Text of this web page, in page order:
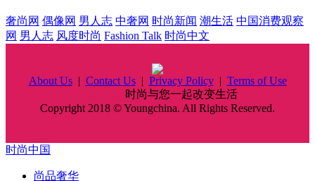
奢尚网 偶像网 男人志 中奢网 时尚新闻 潮生活 中国消费观察
网 男人志 风度时尚 Fashion Talk 时尚中文
About Us| Contact Us| Privacy Policy| Terms of Use
时尚与您一起改变生活
Copyright 2018 © Youngchina. All Rights Reserved.
时尚中国
尚品奢华